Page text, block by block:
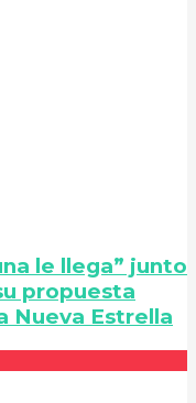
le llega” junto
propuesta
Nueva Estrella